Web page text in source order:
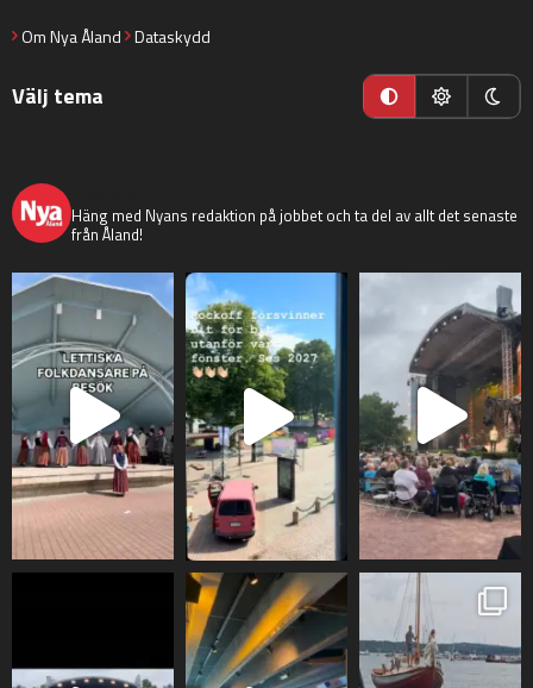
Om Nya Åland Dataskydd
Välj tema
Häng med Nyans redaktion på jobbet och ta del av allt det senaste
från Åland!